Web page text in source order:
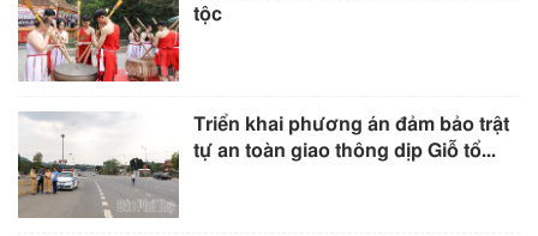
tộc
Triển khai phương án đảm bảo trật
tự an toàn giao thông dịp Giỗ tổ...